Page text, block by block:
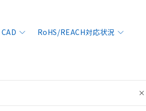
CAD
RoHS/REACH対応状況